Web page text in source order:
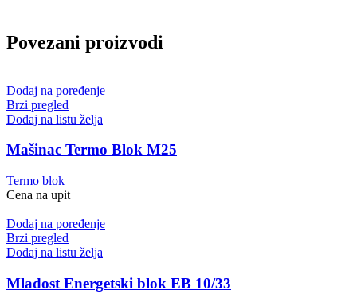
Povezani proizvodi
Dodaj na poređenje
Brzi pregled
Dodaj na listu želja
Mašinac Termo Blok M25
Termo blok
Cena na upit
Dodaj na poređenje
Brzi pregled
Dodaj na listu želja
Mladost Energetski blok EB 10/33